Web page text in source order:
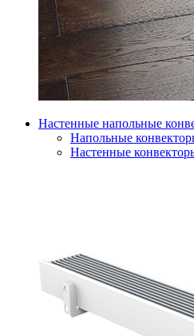
Настенные напольные
Напольные
Настенные